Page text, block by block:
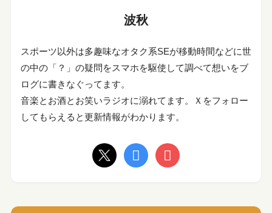
波秋
スポーツ以外は多趣味なオタク系SEが移動時間などに世
の中の「？」の疑問をスマホを駆使して調べて想いをブ
ログに書きなぐってます。
音楽とお酒とお笑いラジオに溺れてます。Ｘをフォロー
してもらえると更新情報がわかります。